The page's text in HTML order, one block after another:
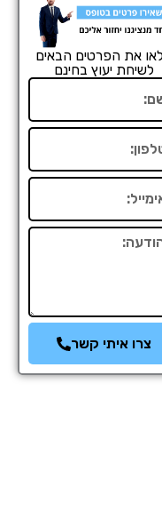
את הפרטים הבאים
לשיחת יעוץ בחינם
צרו איתי קשר